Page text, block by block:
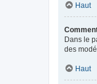
Haut
Dans le
des
Haut